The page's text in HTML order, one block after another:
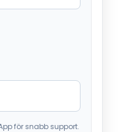
för snabb support.